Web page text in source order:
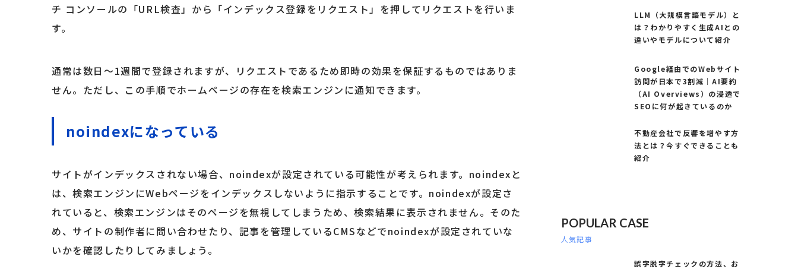
チ コンソールの「URL検査」から「インデックス登録をリクエスト」を押してリクエストを行いま
す。
通常は数日〜1週間で登録されますが、リクエストであるため即時の効果を保証するものではありま
せん。ただし、この手順でホームページの存在を検索エンジンに通知できます。
noindexになっている
サイトがインデックスされない場合、noindexが設定されている可能性が考えられます。noindexと
は、検索エンジンにWebページをインデックスしないように指示することです。noindexが設定さ
れていると、検索エンジンはそのページを無視してしまうため、検索結果に表示されません。そのた
め、サイトの制作者に問い合わせたり、記事を管理しているCMSなどでnoindexが設定されていな
いかを確認したりしてみましょう。
LLM（大規模言語モデル）と
は？わかりやすく生成AIとの
違いやモデルについて紹介
Google経由でのWebサイト
訪問が日本で3割減｜AI要約
（AI Overviews）の浸透で
SEOに何が起きているのか
不動産会社で反響を増やす方
法とは？今すぐできることも
紹介
POPULAR CASE
人気記事
誤字脱字チェックの方法、お